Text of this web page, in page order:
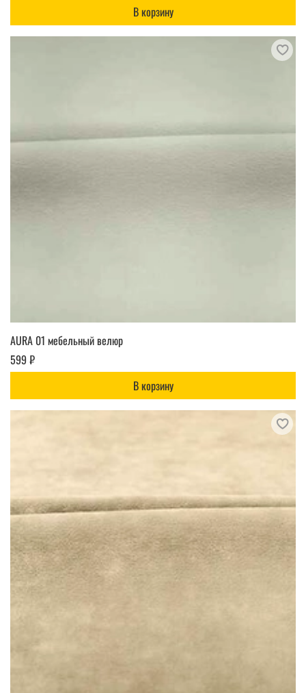
В корзину
AURA 01 мебельный велюр
599 ₽
В корзину